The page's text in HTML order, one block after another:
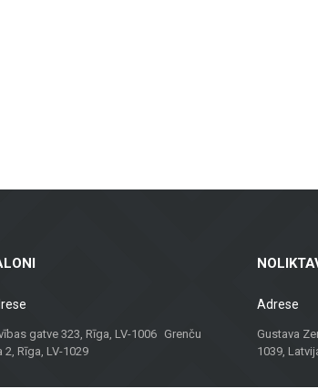
gatve 323, Rīga, LV-1006 Grenču
2, Rīga, LV-1029
Adrese
Gustava
1039,